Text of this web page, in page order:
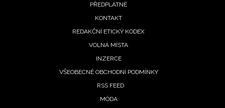
NEWSLETTER
Přihlášením k newsletteru souhlasíte s
podmínkami společnosti BurdaMedia Extra s.r.o.
PŘEDPLATNÉ
KONTAKT
REDAKČNÍ ETICKÝ KODEX
VOLNÁ MÍSTA
INZERCE
VŠEOBECNÉ OBCHODNÍ PODMÍNKY
RSS FEED
MÓDA